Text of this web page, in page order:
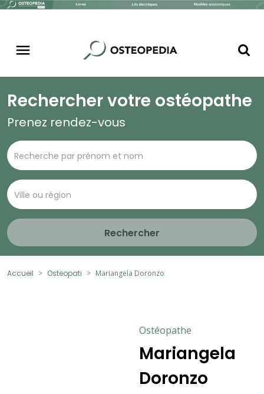
Rechercher votre ostéopathe
Prenez rendez-vous
Rechercher
Accueil Osteopati Mariangela Doronzo
Ostéopathe
Mariangela
Doronzo